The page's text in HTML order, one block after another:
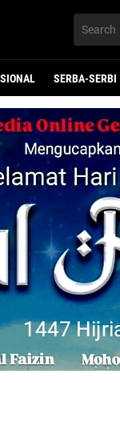
SERBA-SERBI